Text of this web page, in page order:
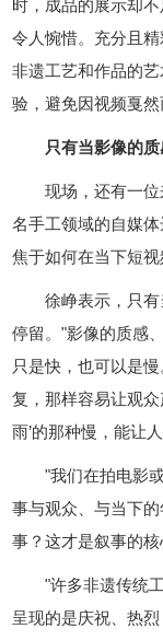
时，成品的展示却
令人惋惜。充分且
非遗工艺和作品的
验，避免因视频戛
只有当影像的
现场，还有一
名手工领域的自媒
焦于如何在当下短视
徐峥表示，只
停留。"影像的质感
只是快，也可以是
复，那样容易让观众
雨’的那种慢，能让
"我们在拍电影
事与观众、与当下
事？这才是叙事的
"许多非遗传统
呈现的是庆祝、热